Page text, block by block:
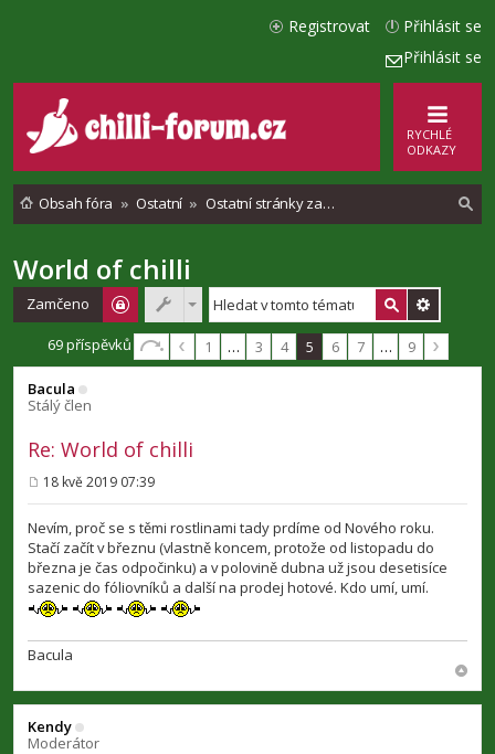
Přihlásit se
Přihlásit se
Registrovat
RYCHLÉ
ODKAZY
Obsah fóra Ostatní Ostatní stránky zaměřené na chilli papričky
World of chilli
Zamčeno
69 příspěvků 1 … 3 4 5 6 7 … 9
Bacula
Stálý člen
Re: World of chilli
ř
í
p
ě
v
e
k
18 kvě 2019 07:39
Nevím, proč se s těmi rostlinami tady prdíme od Nového roku.
Stačí začít v březnu (vlastně koncem, protože od listopadu do
března je čas odpočinku) a v polovině dubna už jsou desetisíce
sazenic do fóliovníků a další na prodej hotové. Kdo umí, umí.
Bacula
Kendy
Moderátor